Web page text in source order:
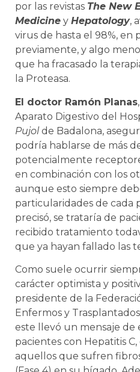
por las revistas The New
Medicine y Hepatology,
virus de hasta el 98%, en
previamente, y algo
que ha fracasado la
la Proteasa.
El doctor Ramón Planas
Aparato Digestivo del
Pujolde Badalona,
podría hablarse de más
potencialmente
en combinación con los
aunque esto siempre
particularidades de cada
precisó, se trataría de
recibido tratamiento
que ya hayan fallado las
Como suele ocurrir
carácter optimista y
presidente de la
Enfermos y
este llevó un mensaje de
pacientes con Hepatitis
aquellos que sufren